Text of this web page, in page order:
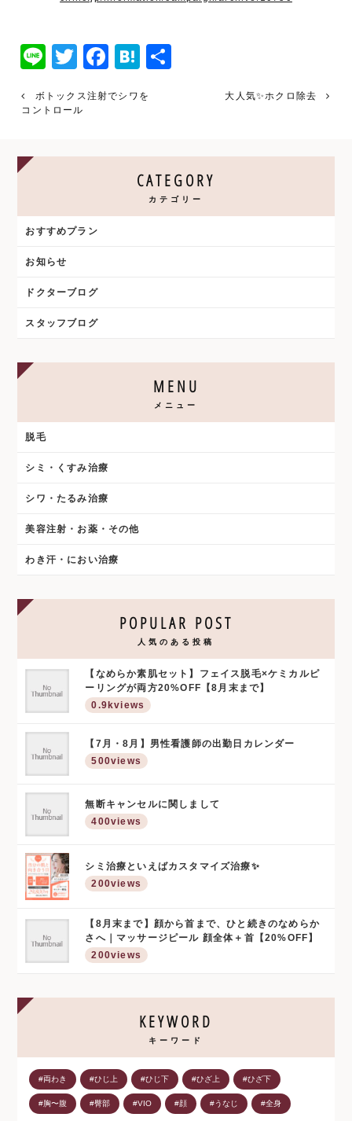
LineTwitter
Facebook
Hatena
ボトックス注射でシワを
コントロール
大人気✨️ホクロ除去
CATEGORY
カテゴリー
おすすめプラン
お知らせ
ドクターブログ
スタッフブログ
MENU
メニュー
脱毛
シミ・くすみ治療
シワ・たるみ治療
美容注射・お薬・その他
わき汗・におい治療
POPULAR POST
人気のある投稿
【なめらか素肌セット】フェイス脱毛×ケミカルピ
ーリングが両方20%OFF【8月末まで】
0.9kviews
【7月・8月】男性看護師の出勤日カレンダー
500views
無断キャンセルに関しまして
400views
シミ治療といえばカスタマイズ治療✨
200views
【8月末まで】顔から首まで、ひと続きのなめらか
さへ｜マッサージピール 顔全体＋首【20%OFF】
200views
KEYWORD
キーワード
#両わき #ひじ上 #ひじ下 #ひざ上 #ひざ下
#胸〜腹 #臀部 #VIO #顔 #うなじ #全身